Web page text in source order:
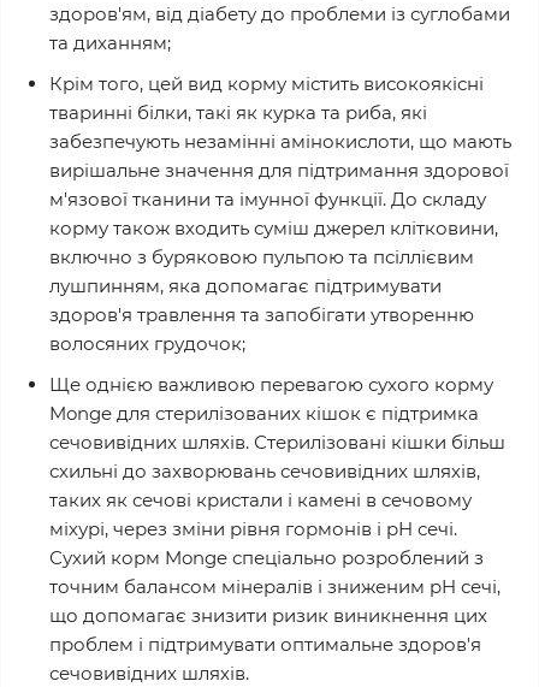
здоров'ям, від діабету до проблеми із суглобами
та диханням;
Крім того, цей вид корму містить високоякісні
тваринні білки, такі як курка та риба, які
забезпечують незамінні амінокислоти, що мають
вирішальне значення для підтримання здорової
м'язової тканини та імунної функції. До складу
корму також входить суміш джерел клітковини,
включно з буряковою пульпою та псіллієвим
лушпинням, яка допомагає підтримувати
здоров'я травлення та запобігати утворенню
волосяних грудочок;
Ще однією важливою перевагою сухого корму
Monge для стерилізованих кішок є підтримка
сечовивідних шляхів. Стерилізовані кішки більш
схильні до захворювань сечовивідних шляхів,
таких як сечові кристали і камені в сечовому
міхурі, через зміни рівня гормонів і pH сечі.
Сухий корм Monge спеціально розроблений з
точним балансом мінералів і зниженим pH сечі,
що допомагає знизити ризик виникнення цих
проблем і підтримувати оптимальне здоров'я
сечовивідних шляхів.